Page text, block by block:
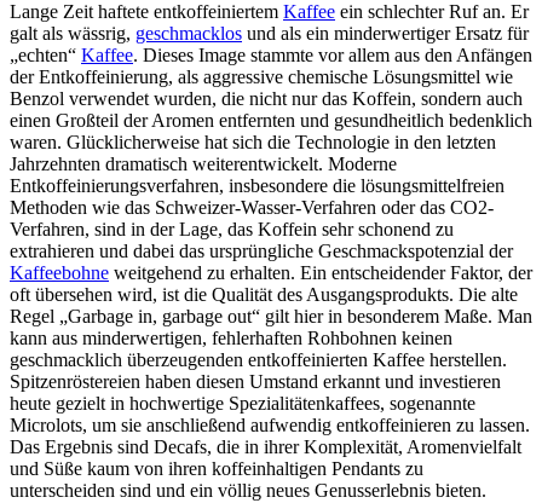
Lange Zeit haftete entkoffeiniertem Kaffee ein schlechter Ruf an. Er
galt als wässrig, geschmacklos und als ein minderwertiger Ersatz für
„echten“ Kaffee. Dieses Image stammte vor allem aus den Anfängen
der Entkoffeinierung, als aggressive chemische Lösungsmittel wie
Benzol verwendet wurden, die nicht nur das Koffein, sondern auch
einen Großteil der Aromen entfernten und gesundheitlich bedenklich
waren. Glücklicherweise hat sich die Technologie in den letzten
Jahrzehnten dramatisch weiterentwickelt. Moderne
Entkoffeinierungsverfahren, insbesondere die lösungsmittelfreien
Methoden wie das Schweizer-Wasser-Verfahren oder das CO2-
Verfahren, sind in der Lage, das Koffein sehr schonend zu
extrahieren und dabei das ursprüngliche Geschmackspotenzial der
Kaffeebohne weitgehend zu erhalten. Ein entscheidender Faktor, der
oft übersehen wird, ist die Qualität des Ausgangsprodukts. Die alte
Regel „Garbage in, garbage out“ gilt hier in besonderem Maße. Man
kann aus minderwertigen, fehlerhaften Rohbohnen keinen
geschmacklich überzeugenden entkoffeinierten Kaffee herstellen.
Spitzenröstereien haben diesen Umstand erkannt und investieren
heute gezielt in hochwertige Spezialitätenkaffees, sogenannte
Microlots, um sie anschließend aufwendig entkoffeinieren zu lassen.
Das Ergebnis sind Decafs, die in ihrer Komplexität, Aromenvielfalt
und Süße kaum von ihren koffeinhaltigen Pendants zu
unterscheiden sind und ein völlig neues Genusserlebnis bieten.